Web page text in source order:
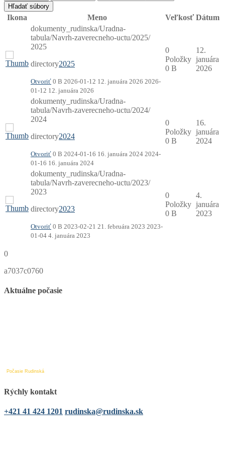
Ikona Meno Veľkosť Dátum
dokumenty_rudinska/Uradna-
tabula/Navrh-zaverecneho-uctu/2025/
2025
directory2025
Otvoriť 0 B 2026-01-12 12. januára 2026 2026-
01-12 12. januára 2026
0
Položky
0 B
12.
januára
2026
dokumenty_rudinska/Uradna-
tabula/Navrh-zaverecneho-uctu/2024/
2024
directory2024
Otvoriť 0 B 2024-01-16 16. januára 2024 2024-
01-16 16. januára 2024
0
Položky
0 B
16.
januára
2024
dokumenty_rudinska/Uradna-
tabula/Navrh-zaverecneho-uctu/2023/
2023
directory2023
Otvoriť 0 B 2023-02-21 21. februára 2023 2023-
01-04 4. januára 2023
0
Položky
0 B
4.
januára
2023
0
a7037c0760
Aktuálne počasie
Počasie Rudinská
Rýchly kontakt
+421 41 424 1201 rudinska@rudinska.sk